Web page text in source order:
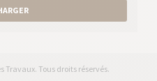
Travaux. Tous droits réservés.